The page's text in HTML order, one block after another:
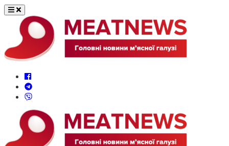
Перейти
вмісту